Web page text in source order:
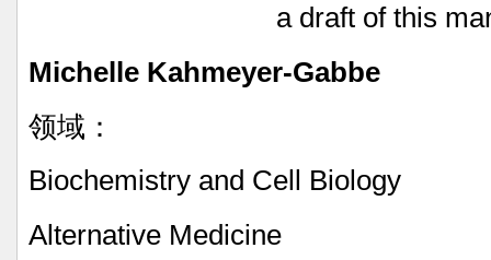
adraftofthis
Michelle Kahmeyer-Gabbe
领域：
Biochemistry and Cell Biology
Alternative Medicine